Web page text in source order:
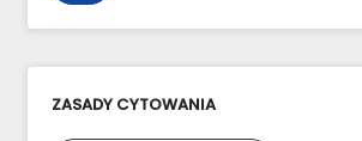
ZASADY CYTOWANIA